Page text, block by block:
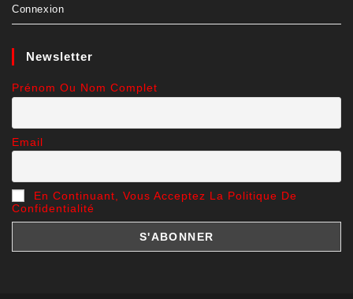
Connexion
Newsletter
Prénom Ou Nom Complet
Email
En Continuant, Vous Acceptez La Politique De
Confidentialité